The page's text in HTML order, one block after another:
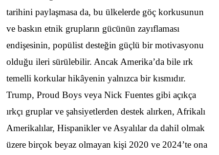
tarihini paylaşmasa da, bu ülkelerde göç korkusunun
ve baskın etnik grupların gücünün zayıflaması
endişesinin, popülist desteğin güçlü bir motivasyonu
olduğu ileri sürülebilir. Ancak Amerika’da bile ırk
temelli korkular hikâyenin yalnızca bir kısmıdır.
Trump, Proud Boys veya Nick Fuentes gibi açıkça
ırkçı gruplar ve şahsiyetlerden destek alırken, Afrikalı
Amerikalılar, Hispanikler ve Asyalılar da dahil olmak
üzere birçok beyaz olmayan kişi 2020 ve 2024’te ona